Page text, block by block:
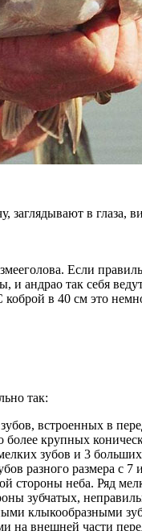
заглядывают в глаза,
Если
и андрао так себя
коброй в 40 см это
так:
встроенных в
более крупных
зубов и 3
разного размера с
стороны неба. Ряд
зубчатых,
клыкообразными
на внешней части